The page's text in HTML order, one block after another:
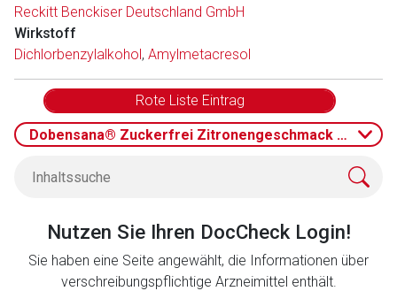
Reckitt Benckiser Deutschland GmbH
Wirkstoff
Dichlorbenzylalkohol, Amylmetacresol
Rote Liste Eintrag
Dobensana® Zuckerfrei Zitronengeschmack 1,2 mg/
Nutzen Sie Ihren DocCheck Login!
Sie haben eine Seite angewählt, die Informationen über
verschreibungspflichtige Arzneimittel enthält.
Aufruf einer externen Seite
Der von Ihnen aufgerufene Link öffnet eine externe Web-
Seite. Für die Inhalte der externen Web-Seite ist deren
Betreiber verantwortlich. Ebenso gelten dort ggf. andere
Datenschutzbestimmungen.
Zur Seite